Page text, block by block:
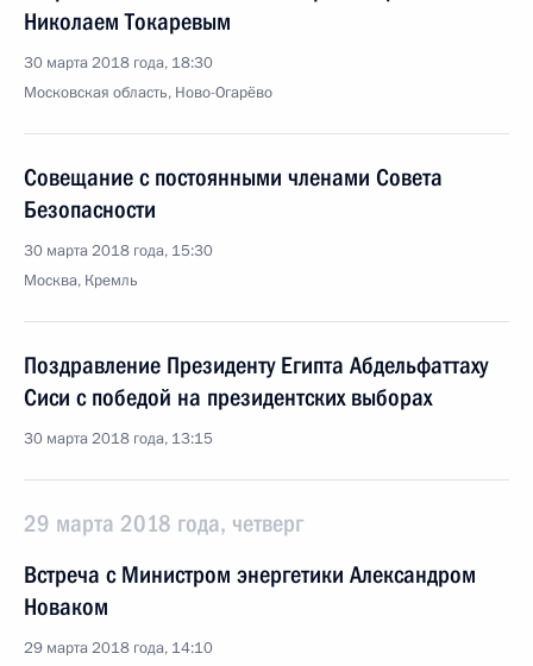
Николаем Токаревым
30 марта 2018 года, 18:30
Московская область, Ново-Огарёво
Совещание с постоянными членами Совета
Безопасности
30 марта 2018 года, 15:30
Москва, Кремль
Поздравление Президенту Египта Абдельфаттаху
Сиси с победой на президентских выборах
30 марта 2018 года, 13:15
29 марта 2018 года, четверг
Встреча с Министром энергетики Александром
Новаком
29 марта 2018 года, 14:10